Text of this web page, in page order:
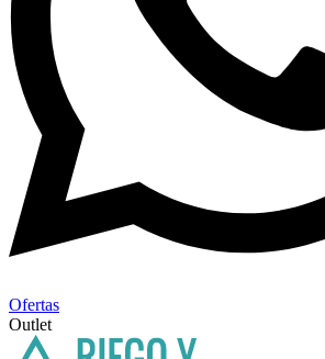
Ofertas
Outlet